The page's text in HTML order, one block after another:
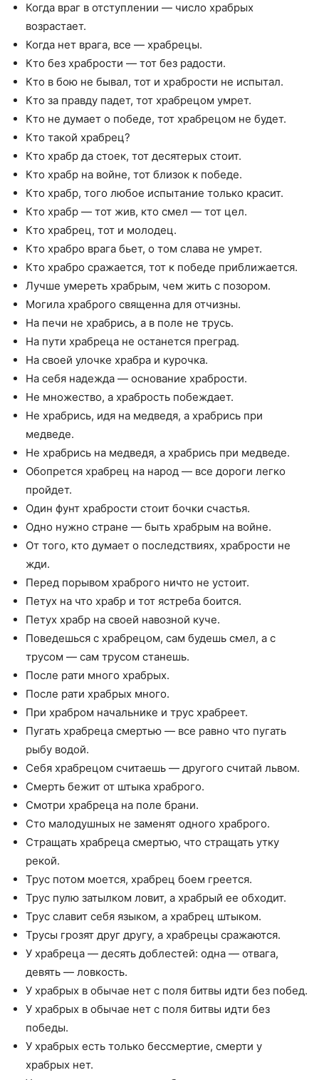
Когда враг в отступлении — число храбрых
возрастает.
Когда нет врага, все — храбрецы.
Кто без храбрости — тот без радости.
Кто в бою не бывал, тот и храбрости не испытал.
Кто за правду падет, тот храбрецом умрет.
Кто не думает о победе, тот храбрецом не будет.
Кто такой храбрец?
Кто храбр да стоек, тот десятерых стоит.
Кто храбр на войне, тот близок к победе.
Кто храбр, того любое испытание только красит.
Кто храбр — тот жив, кто смел — тот цел.
Кто храбрец, тот и молодец.
Кто храбро врага бьет, о том слава не умрет.
Кто храбро сражается, тот к победе приближается.
Лучше умереть храбрым, чем жить с позором.
Могила храброго священна для отчизны.
На печи не храбрись, а в поле не трусь.
На пути храбреца не останется преград.
На своей улочке храбра и курочка.
На себя надежда — основание храбрости.
Не множество, а храбрость побеждает.
Не храбрись, идя на медведя, а храбрись при
медведе.
Не храбрись на медведя, а храбрись при медведе.
Обопрется храбрец на народ — все дороги легко
пройдет.
Один фунт храбрости стоит бочки счастья.
Одно нужно стране — быть храбрым на войне.
От того, кто думает о последствиях, храбрости не
жди.
Перед порывом храброго ничто не устоит.
Петух на что храбр и тот ястреба боится.
Петух храбр на своей навозной куче.
Поведешься с храбрецом, сам будешь смел, а с
трусом — сам трусом станешь.
После рати много храбрых.
После рати храбрых много.
При храбром начальнике и трус храбреет.
Пугать храбреца смертью — все равно что пугать
рыбу водой.
Себя храбрецом считаешь — другого считай львом.
Смерть бежит от штыка храброго.
Смотри храбреца на поле брани.
Сто малодушных не заменят одного храброго.
Стращать храбреца смертью, что стращать утку
рекой.
Трус потом моется, храбрец боем греется.
Трус пулю затылком ловит, а храбрый ее обходит.
Трус славит себя языком, а храбрец штыком.
Трусы грозят друг другу, а храбрецы сражаются.
У храбреца — десять доблестей: одна — отвага,
девять — ловкость.
У храбрых в обычае нет с поля битвы идти без побед.
У храбрых в обычае нет с поля битвы идти без
победы.
У храбрых есть только бессмертие, смерти у
храбрых нет.